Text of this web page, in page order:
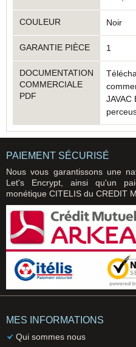
COULEUR Noir
GARANTIE PIÈCE 1
DOCUMENTATION
COMMERCIALE
PDF
JAVAC
PAIEMENT SÉCURISÉ
Nous vous garantissons une
Let's Encrypt, ainsi qu'un
monétique CITELIS du CREDIT
MES INFORMATIONS
Qui sommes nous